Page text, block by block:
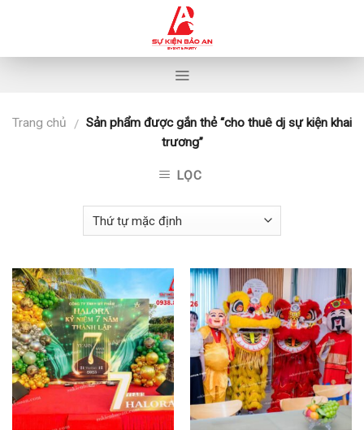
Trang chủ / Sản phẩm được gắn thẻ “cho thuê dj sự kiện khai
trương”
LỌC